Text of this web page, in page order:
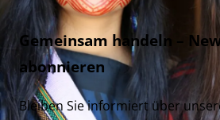
Gemeinsam handeln –
abonnieren
Bleiben Sie informiert über